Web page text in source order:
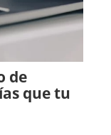
de
que tu